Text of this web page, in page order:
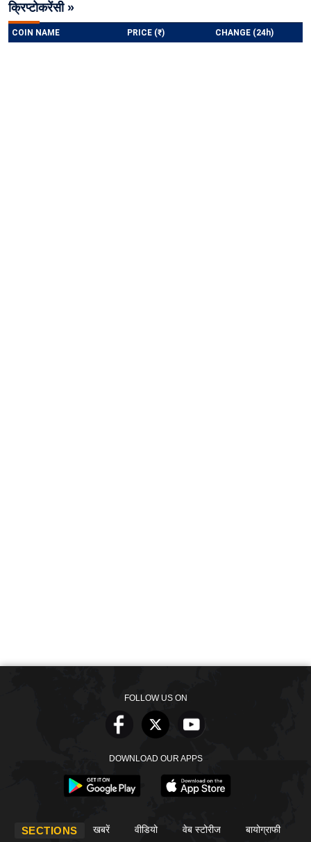
क्रिप्टोकरेंसी »
FOLLOW US ON
DOWNLOAD OUR APPS
SECTIONS खबरें वीडियो वेब स्टोरीज बायोग्राफी